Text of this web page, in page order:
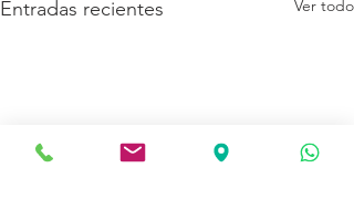
Entradas recientes Ver todo